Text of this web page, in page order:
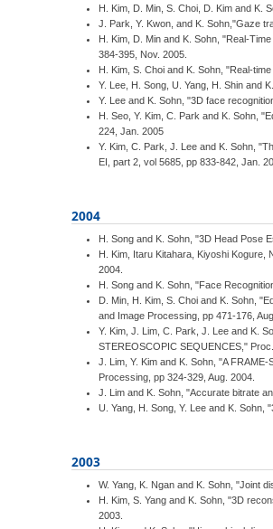
H. Kim, D. Min, S. Choi, D. Kim and K.
J. Park, Y. Kwon, and K. Sohn,"Gaze
H. Kim, D. Min and K. Sohn, "Real-
384-395, Nov. 2005.
H. Kim, S. Choi and K. Sohn, "Real-
Y. Lee, H. Song, U. Yang, H. Shin and
Y. Lee and K. Sohn, "3D face
H. Seo, Y. Kim, C. Park and K. Sohn,
224, Jan. 2005
Y. Kim, C. Park, J. Lee and K. Sohn,
EI, part 2, vol 5685, pp 833-842, Jan.
2004
H. Song and K. Sohn, "3D Head Pose
H. Kim, Itaru Kitahara, Kiyoshi Kogure,
2004.
H. Song and K. Sohn, "Face
D. Min, H. Kim, S. Choi and K. Sohn,
and Image Processing, pp 471-176,
Y. Kim, J. Lim, C. Park, J. Lee and K.
STEREOSCOPIC SEQUENCES,"
J. Lim, Y. Kim and K. Sohn, "A
Processing, pp 324-329, Aug. 2004.
J. Lim and K. Sohn, "Accurate bitrate
U. Yang, H. Song, Y. Lee and K. Sohn,
2003
W. Yang, K. Ngan and K. Sohn, "Joint
H. Kim, S. Yang and K. Sohn, "3D
2003.